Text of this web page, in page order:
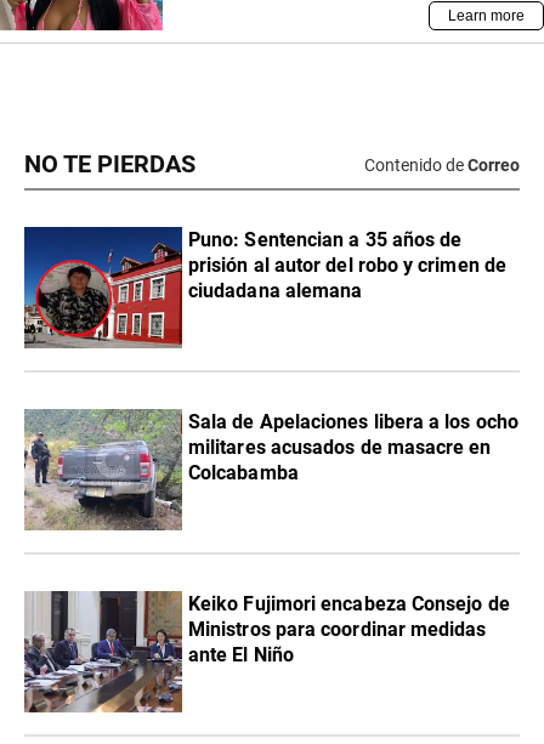
NO TE PIERDAS Contenido deCorreo
Puno: Sentencian a 35 años de
prisión al autor del robo y crimen de
ciudadana alemana
Sala de Apelaciones libera a los ocho
militares acusados de masacre en
Colcabamba
Keiko Fujimori encabeza Consejo de
Ministros para coordinar medidas
ante El Niño